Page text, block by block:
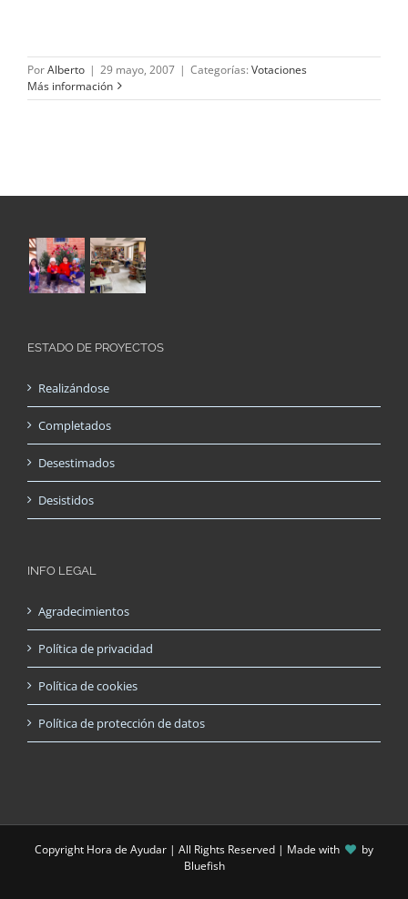
PorAlberto | 29 mayo, 2007 | Categorías: Votaciones
Más información
ESTADO DE PROYECTOS
Realizándose
Completados
Desestimados
Desistidos
INFO LEGAL
Agradecimientos
Política de privacidad
Política de cookies
Política de protección de datos
Copyright Hora de Ayudar | All Rights Reserved | Made with
by
Bluefish